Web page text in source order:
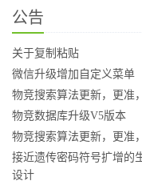
公告
关于复制粘贴
微信升级增加自定义菜单
物竞搜索算法更新，更准
物竞数据库升级V5版本
物竞搜索算法更新，更准
接近遗传密码符号扩增的
设计